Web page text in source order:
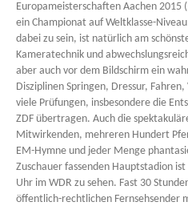
Europameisterschaften Aachen 2015
ein Championat auf Weltklasse-
dabei zu sein, ist natürlich am
Kameratechnik und
aber auch vor dem Bildschirm ein
Disziplinen Springen, Dressur,
viele Prüfungen, insbesondere die
ZDF übertragen. Auch die
Mitwirkenden, mehreren Hundert
EM-Hymne und jeder Menge
Zuschauer fassenden Hauptstadion
Uhr im WDR zu sehen. Fast 30
öffentlich-rechtlichen Fernsehsender